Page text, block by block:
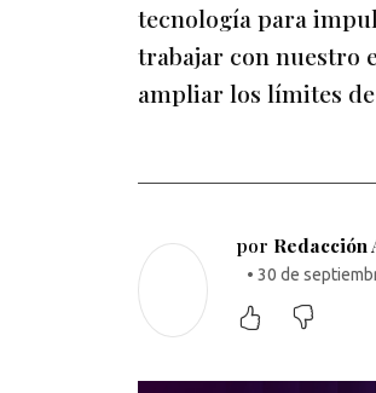
tecnología para
trabajar con nuestro
ampliar los límites de
por Redacción
• 30 de